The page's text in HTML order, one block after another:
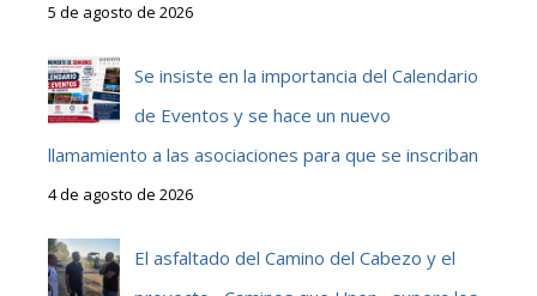
5 de agosto de 2026
Se insiste en la importancia del Calendario
de Eventos y se hace un nuevo
llamamiento a las asociaciones para que se inscriban
4 de agosto de 2026
El asfaltado del Camino del Cabezo y el